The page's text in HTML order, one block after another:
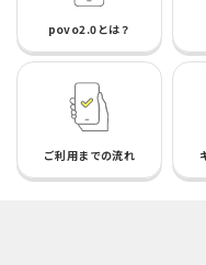
povo2.0とは？
ご利用までの流れ